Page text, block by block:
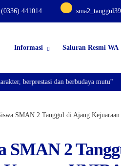
(0336) 441014
Informasi Saluran Resmi WA
dan berbudaya mutu"
SMAN 2 Tanggul di Ajang
SMAN 2